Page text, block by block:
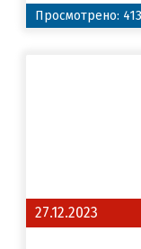
Просмотрено: 413
27.12.2023